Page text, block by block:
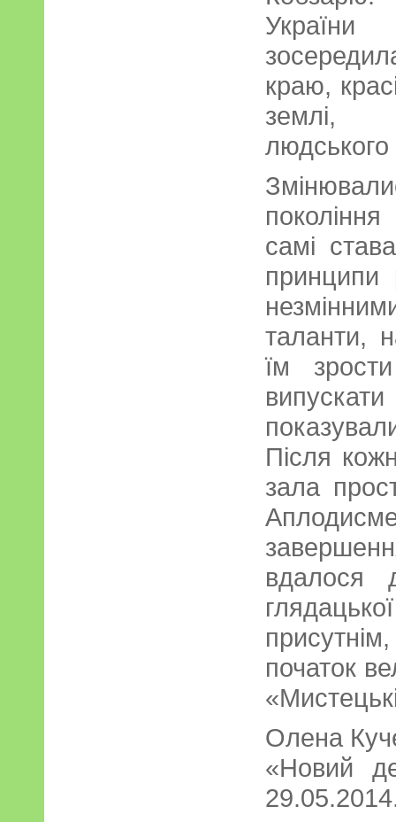
краю,
землі,
людського
самі
принципи
таланти,
їм
Після
зала
вдалося
початок
Олена
«Новий